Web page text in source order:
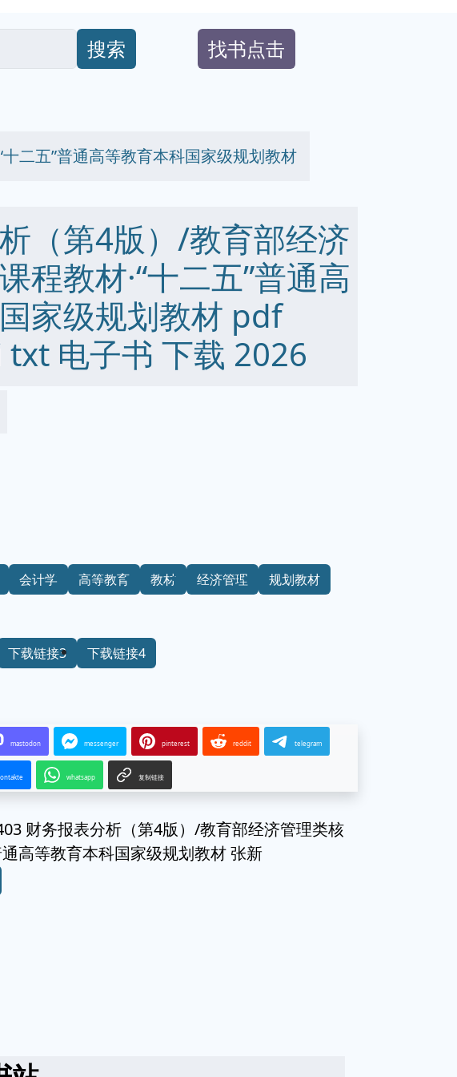
搜索 找书点击
二五”普通高等教育本科国家级规划教材
（第4版）/教育部经济
程教材·“十二五”普通高
家级规划教材 pdf
电子书 下载 2026
会计学 高等教育 教材 经济管理
规划教材
下载链接3 下载链接4
mastodon messenger pinterest reddit telegram
whatsapp 复制链接
财务报表分析（第4版）/教育部经济管理类核
通高等教育本科国家级规划教材 张新